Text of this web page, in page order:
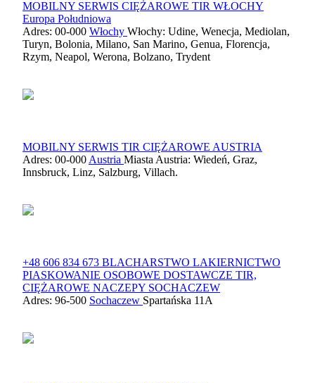
MOBILNY SERWIS CIĘŻAROWE TIR WŁOCHY
Europa Południowa
Adres: 00-000 Włochy Włochy: Udine, Wenecja, Mediolan,
Turyn, Bolonia, Milano, San Marino, Genua, Florencja,
Rzym, Neapol, Werona, Bolzano, Trydent
MOBILNY SERWIS TIR CIĘŻAROWE AUSTRIA
Adres: 00-000 Austria Miasta Austria: Wiedeń, Graz,
Innsbruck, Linz, Salzburg, Villach.
+48 606 834 673 BLACHARSTWO LAKIERNICTWO
PIASKOWANIE OSOBOWE DOSTAWCZE TIR,
CIĘŻAROWE NACZEPY SOCHACZEW
Adres: 96-500 Sochaczew Spartańska 11A